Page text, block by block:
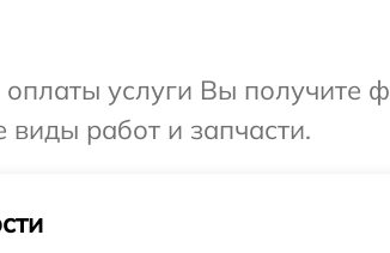
услуги Вы получите
виды работ и запчасти.